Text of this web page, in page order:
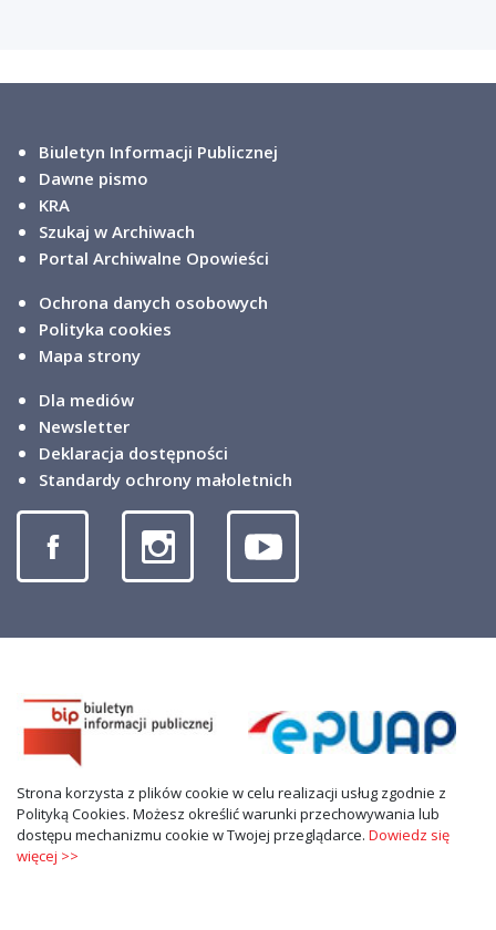
Biuletyn Informacji Publicznej
Dawne pismo
KRA
Szukaj w Archiwach
Portal Archiwalne Opowieści
Ochrona danych osobowych
Polityka cookies
Mapa strony
Dla mediów
Newsletter
Deklaracja dostępności
Standardy ochrony małoletnich
Strona korzysta z plików cookie w celu realizacji usług zgodnie z
Polityką Cookies. Możesz określić warunki przechowywania lub
dostępu mechanizmu cookie w Twojej przeglądarce. Dowiedz się
więcej >>